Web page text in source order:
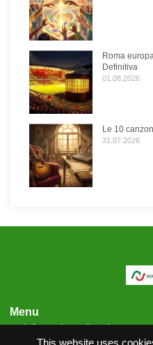
Roma
Definitiva
01.08.2026
Le 10
31.07.2026
Menu
Informativa sulla privacy